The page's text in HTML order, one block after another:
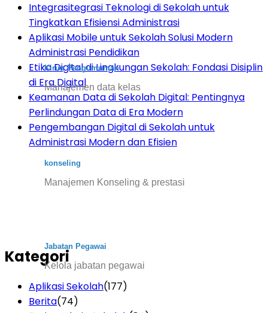
Kirim Pengumuman
Manajemen data kelas
konseling
Manajemen Konseling & prestasi
Jabatan Pegawai
Kelola jabatan pegawai
Integrasitegrasi Teknologi di Sekolah untuk
Tingkatkan Efisiensi Administrasi
Aplikasi Mobile untuk Sekolah Solusi Modern
Administrasi Pendidikan
Etika Digital di Lingkungan Sekolah: Fondasi Disiplin
di Era Digital
Keamanan Data di Sekolah Digital: Pentingnya
Perlindungan Data di Era Modern
Pengembangan Digital di Sekolah untuk
Administrasi Modern dan Efisien
Kategori
Aplikasi Sekolah(177)
Berita(74)